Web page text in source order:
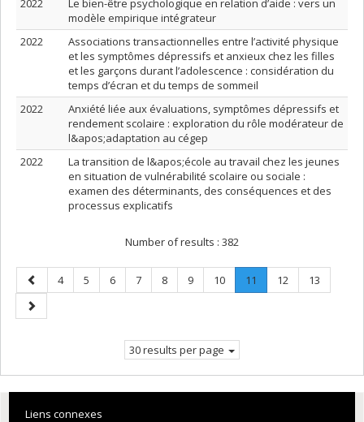
2022
Le bien-être psychologique en relation d’aide : vers un
modèle empirique intégrateur
2022
Associations transactionnelles entre l’activité physique
et les symptômes dépressifs et anxieux chez les filles
et les garçons durant l’adolescence : considération du
temps d’écran et du temps de sommeil
2022
Anxiété liée aux évaluations, symptômes dépressifs et
rendement scolaire : exploration du rôle modérateur de
l&apos;adaptation au cégep
2022
La transition de l&apos;école au travail chez les jeunes
en situation de vulnérabilité scolaire ou sociale :
examen des déterminants, des conséquences et des
processus explicatifs
Number of results : 382
Previous
page
Page
4 Page
5 Page
6 Page
7 Page
8 Page
9 Page
10 Page
11
Current
Page
12 Page
13
Next
page
30 results per page
Liens connexes